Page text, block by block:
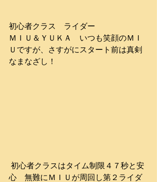
初心者クラス　ライダー
ＭＩＵ＆ＹＵＫＡ　いつも笑顔のＭＩ
Ｕですが、さすがにスタート前は真剣
なまなざし！
心　無難にＭＩＵが周回し第２ライダ